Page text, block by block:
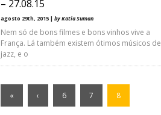
– 27.08.15
agosto 29th, 2015 | by Katia Suman
Nem só de bons filmes e bons vinhos vive a
França. Lá também existem ótimos músicos de
jazz, e o
« ‹ 6 7 8